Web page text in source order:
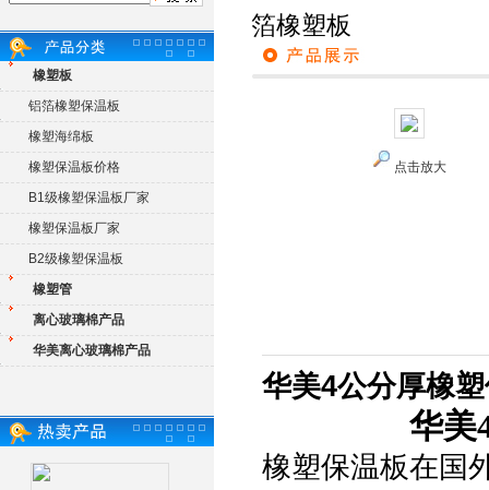
橡塑板
铝箔橡塑保温板
橡塑海绵板
橡塑保温板价格
B1级橡塑保温板厂家
橡塑保温板厂家
B2级橡塑保温板
橡塑管
离心玻璃棉产品
华美离心玻璃棉产品
箔橡塑板
点击放大
华美4公分厚橡
华美
橡塑保温板在国